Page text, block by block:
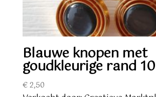
Blauwe knopen met
goudkleurige rand
€2,50